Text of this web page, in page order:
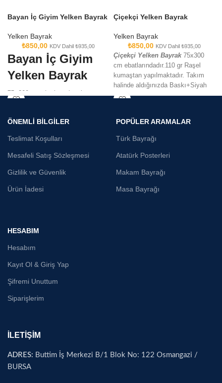
Bayan İç Giyim Yelken Bayrak
Yelken Bayrak
₺850,00 KDV Dahil ₺935,00
Bayan İç Giyim
Yelken Bayrak
75×300 cm ebatlarında takım
kullanılarak üretilmektedir.
Çiçekçi Yelken Bayrak
Yelken Bayrak
₺850,00 KDV Dahil ₺935,00
Çiçekçi Yelken Bayrak75x300
cm ebatlarındadır.110 gr Raşel
kumaştan yapılmaktadır. Takım
halinde aldığınızda Baskı+Siyah
Bidon+Alüminyum Sopa ile
ÖNEMLİ BİLGİLER
Teslimat Koşulları
Mesafeli Satış Sözleşmesi
Gizlilik ve Güvenlik
Ürün İadesi
POPÜLER ARAMALAR
Türk Bayrağı
Atatürk Posterleri
Makam Bayrağı
Masa Bayrağı
HESABIM
Hesabım
Kayıt Ol & Giriş Yap
Şifremi Unuttum
Siparişlerim
İLETİŞİM
ADRES: Buttim İş Merkezi B/1 Blok No: 122 Osmangazi /
BURSA